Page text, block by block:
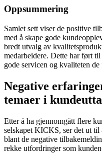
Oppsummering
Samlet sett viser de positive
med å skape gode
bredt utvalg av
medarbeidere. Dette har ført
gode servicen og kvaliteten
Negative
temaer i
Etter å ha gjennomgått flere
selskapet KICKS, ser det ut til
blant de negative
rekke utfordringer som